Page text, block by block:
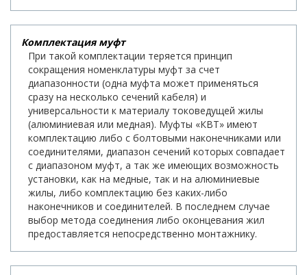
Комплектация муфт
При такой комплектации теряется принцип
сокращения номенклатуры муфт за счет
диапазонности (одна муфта может применяться
сразу на несколько сечений кабеля) и
универсальности к материалу токоведущей жилы
(алюминиевая или медная). Муфты «КВТ» имеют
комплектацию либо с болтовыми наконечниками или
соединителями, диапазон сечений которых совпадает
с диапазоном муфт, а так же имеющих возможность
установки, как на медные, так и на алюминиевые
жилы, либо комплектацию без каких-либо
наконечников и соединителей. В последнем случае
выбор метода соединения либо оконцевания жил
предоставляется непосредственно монтажнику.